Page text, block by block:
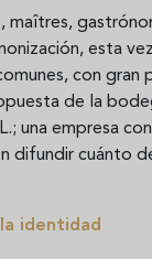
maîtres,
esta
con gran
de la
una empresa
difundir cuánto
identidad